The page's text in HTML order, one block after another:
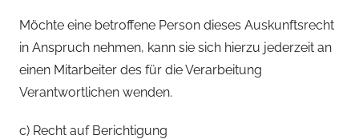
Möchte eine betroffene Person dieses Auskunftsrecht
in Anspruch nehmen, kann sie sich hierzu jederzeit an
einen Mitarbeiter des für die Verarbeitung
Verantwortlichen wenden.
c) Recht auf Berichtigung